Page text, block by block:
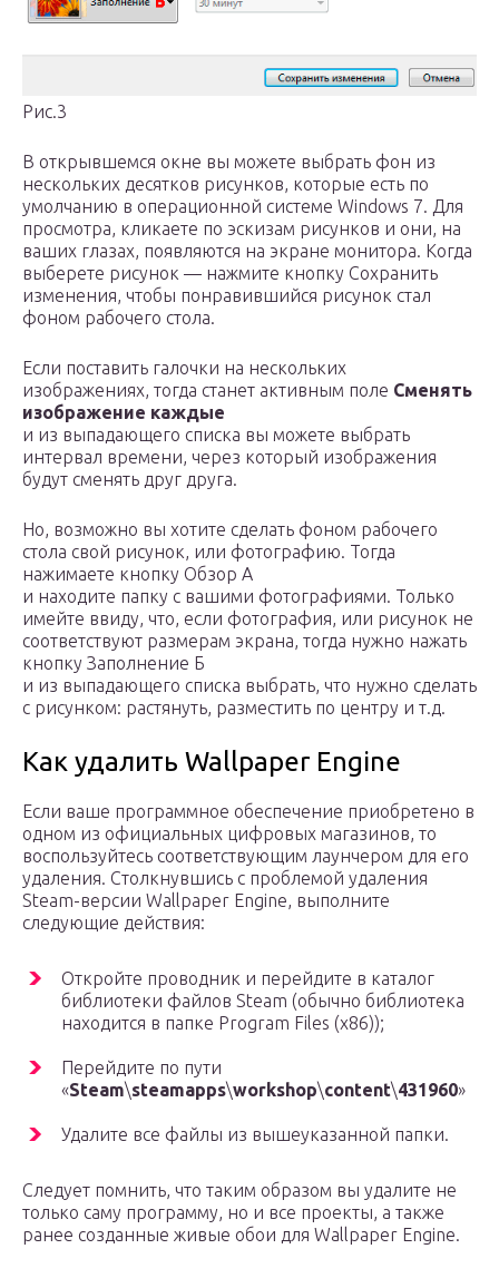
Рис.3
В открывшемся окне вы можете выбрать фон из
нескольких десятков рисунков, которые есть по
умолчанию в операционной системе Windows 7. Для
просмотра, кликаете по эскизам рисунков и они, на
ваших глазах, появляются на экране монитора. Когда
выберете рисунок — нажмите кнопку Сохранить
изменения, чтобы понравившийся рисунок стал
фоном рабочего стола.
Если поставить галочки на нескольких
изображениях, тогда станет активным поле Сменять
изображение каждые
и из выпадающего списка вы можете выбрать
интервал времени, через который изображения
будут сменять друг друга.
Но, возможно вы хотите сделать фоном рабочего
стола свой рисунок, или фотографию. Тогда
нажимаете кнопку Обзор А
и находите папку с вашими фотографиями. Только
имейте ввиду, что, если фотография, или рисунок не
соответствуют размерам экрана, тогда нужно нажать
кнопку Заполнение Б
и из выпадающего списка выбрать, что нужно сделать
с рисунком: растянуть, разместить по центру и т.д.
Как удалить Wallpaper Engine
Если ваше программное обеспечение приобретено в
одном из официальных цифровых магазинов, то
воспользуйтесь соответствующим лаунчером для его
удаления. Столкнувшись с проблемой удаления
Steam-версии Wallpaper Engine, выполните
следующие действия:
Откройте проводник и перейдите в каталог
библиотеки файлов Steam (обычно библиотека
находится в папке Program Files (x86));
Перейдите по пути
«Steam\steamapps\workshop\content\431960»
Удалите все файлы из вышеуказанной папки.
Следует помнить, что таким образом вы удалите не
только саму программу, но и все проекты, а также
ранее созданные живые обои для Wallpaper Engine.